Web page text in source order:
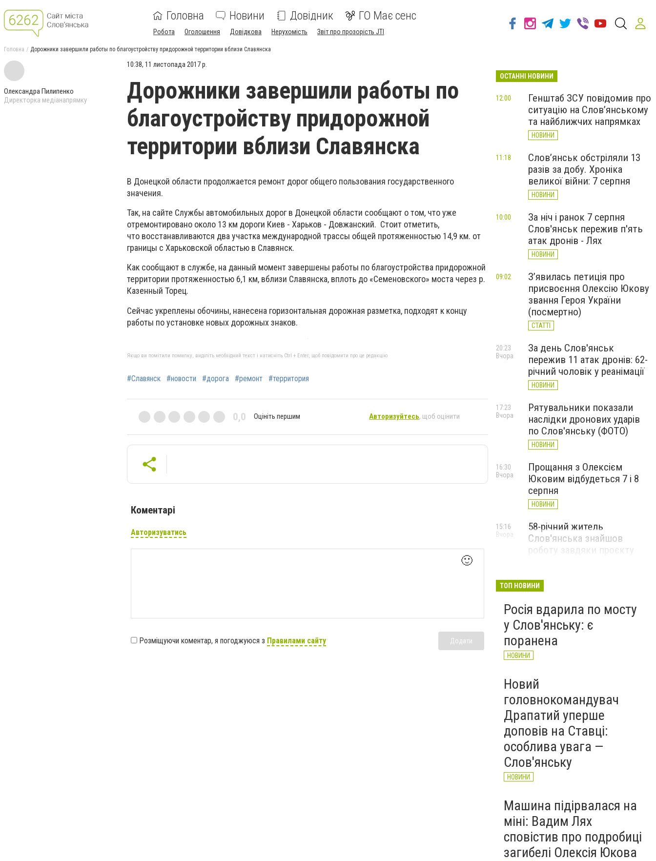
Головна Новини Довідник ГО Має сенс
Робота Оголошення Довідкова Нерухомість Звіт про прозорість JTI
Головна Дорожники завершили работы по благоустройству придорожной территории вблизи Славянска
Олександра Пилипенко
Директорка медіанапрямку
10:38, 11 листопада 2017 р.
Дорожники завершили работы по
благоустройству придорожной
территории вблизи Славянска
В Донецкой области продолжается ремонт дорог общего пользования государственного
значения.
Так, на сайте Службы автомобильных дорог в Донецкой области сообщают о том, что уже
отремонтировано около 13 км дороги Киев - Харьков - Довжанский. Стоит отметить,
что восстанавливаются два участка международной трассы общей протяженностью 14,9 км. от
границы с Харьковской областью в Славянск.
Как сообщают в службе, на данный момент завершены работы по благоустройства придорожной
территории протяженностью 6,1 км, вблизи Славянска, вплоть до «Семеновского» моста через р.
Казенный Торец.
Сейчас укреплены обочины, нанесена горизонтальная дорожная разметка, подходят к концу
работы по установке новых дорожных знаков.
Якщо ви помітили помилку, виділіть необхідний текст і натисніть Ctrl + Enter, щоб повідомити про це редакцію
#Славянск #новости #дорога #ремонт #территория
0,0 Оцініть першим Авторизуйтесь, щоб оцінити
Коментарі
Авторизуватись
🙂
Розміщуючи коментар, я погоджуюся з Правилами сайту Додати
ОСТАННІ НОВИНИ
Генштаб ЗСУ повідомив про
ситуацію на Слов’янському
та найближчих напрямках
НОВИНИ
12:00
Слов’янськ обстріляли 13
разів за добу. Хроніка
великої війни: 7 серпня
НОВИНИ
11:18
За ніч і ранок 7 серпня
Слов'янськ пережив п'ять
атак дронів - Лях
НОВИНИ
10:00
З’явилась петиція про
присвоєння Олексію Юкову
звання Героя України
(посмертно)
СТАТТІ
09:02
За день Слов'янськ
пережив 11 атак дронів: 62-
річний чоловік у реанімації
НОВИНИ
20:23
Вчора
Рятувальники показали
наслідки дронових ударів
по Слов'янську (ФОТО)
НОВИНИ
17:23
Вчора
Прощання з Олексієм
Юковим відбудеться 7 і 8
серпня
НОВИНИ
16:30
Вчора
58-річний житель
Слов'янська знайшов
роботу завдяки проєкту
15:16
Вчора
ТОП НОВИНИ
Росія вдарила по мосту
у Слов'янську: є
поранена
НОВИНИ
Новий
головнокомандувач
Драпатий уперше
доповів на Ставці:
особлива увага —
Слов'янську
НОВИНИ
Машина підірвалася на
міні: Вадим Лях
сповістив про подробиці
загибелі Олексія Юкова